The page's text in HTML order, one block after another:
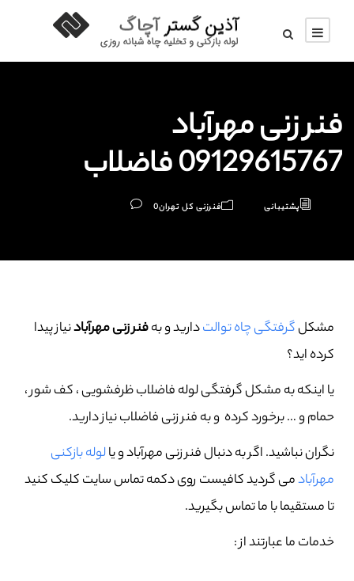
فنر زنی مهرآباد
09129615767 فاضلاب
پشتیبانی فنرزنی کل تهران0
مشکلگرفتگی چاه توالتدارید و بهفنر زنی مهرآبادنیاز پیدا
کرده اید؟
یا اینکه به مشکل گرفتگی لوله فاضلاب ظرفشویی ، کف شور ،
حمام و … برخورد کرده و به فنر زنی فاضلاب نیاز دارید.
نگران نباشید. اگر به دنبال فنر زنی مهرآباد و یالوله بازکنی
مهرآبادمی گردید کافیست روی دکمه تماس سایت کلیک کنید
تا مستقیما با ما تماس بگیرید.
خدمات ما عبارتند از :